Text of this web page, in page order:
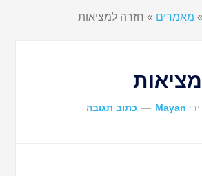
» מאמרים » חזרה למציאות
Mayan כתוב תגובה